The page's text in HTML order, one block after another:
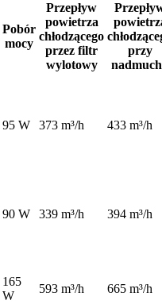
Pobór
mocy
Przepływ
powietrza
chłodzącego
przez filtr
wylotowy
przy
95 W 373 m³/h 433 m³/h
90 W 339 m³/h 394 m³/h
165
W
593 m³/h 665 m³/h